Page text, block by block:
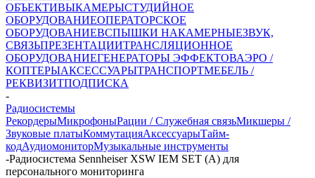
ОБЪЕКТИВЫКАМЕРЫСТУДИЙНОЕ
ОБОРУДОВАНИЕОПЕРАТОРСКОЕ
ОБОРУДОВАНИЕВСПЫШКИ НАКАМЕРНЫЕЗВУК,
СВЯЗЬПРЕЗЕНТАЦИИТРАНСЛЯЦИОННОЕ
ОБОРУДОВАНИЕГЕНЕРАТОРЫ ЭФФЕКТОВАЭРО /
КОПТЕРЫАКСЕССУАРЫТРАНСПОРТМЕБЕЛЬ /
РЕКВИЗИТПОДПИСКА
-
Радиосистемы
РекордерыМикрофоныРации / Служебная связьМикшеры /
Звуковые платыКоммутацияАксессуарыТайм-
кодАудиомониторМузыкальные инструменты
-Радиосистема Sennheiser XSW IEM SET (A) для
персонального мониторинга